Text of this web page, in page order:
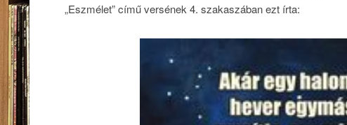
„Eszmélet” című versének 4. szakaszában ezt írta: